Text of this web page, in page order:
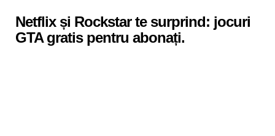
Netflix și Rockstar te surprind: jocuri
GTA gratis pentru abonați.